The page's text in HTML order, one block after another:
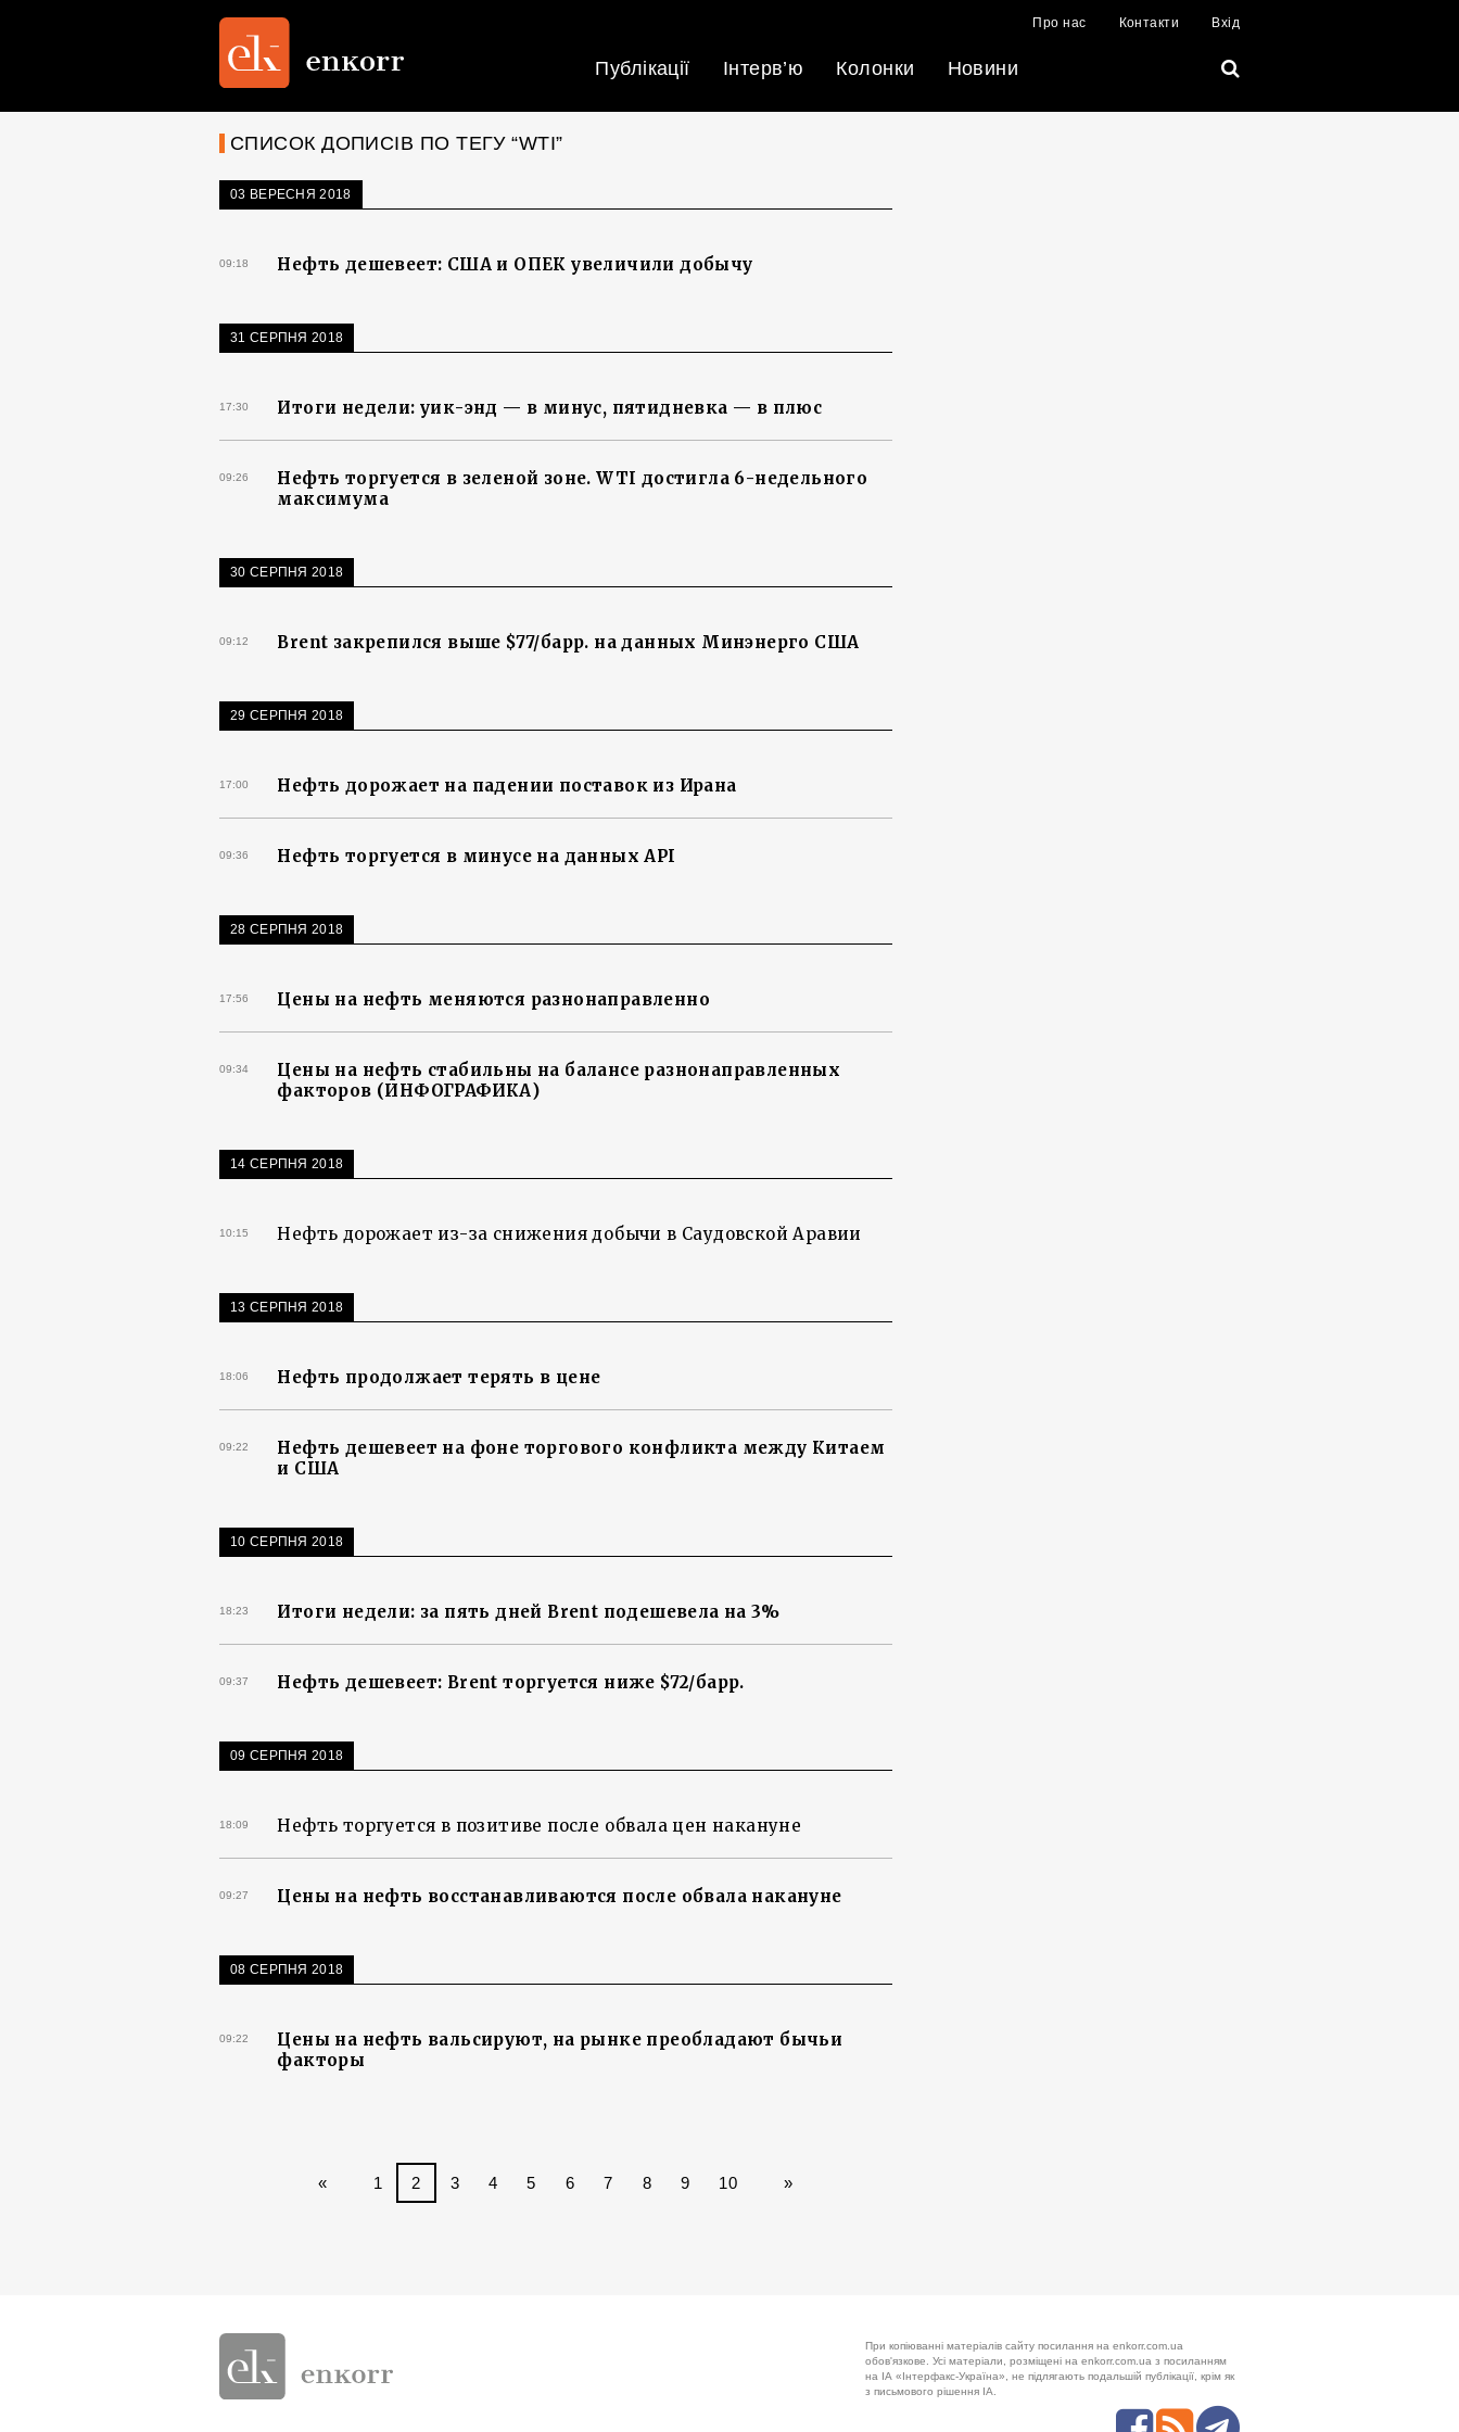
Про нас Контакти Вхід
Публікації Інтерв’ю Колонки Новини
СПИСОК ДОПИСІВ ПО ТЕГУ “WTI”
03 ВЕРЕСНЯ 2018
09:18 Нефть дешевеет: США и ОПЕК увеличили добычу
31 СЕРПНЯ 2018
17:30 Итоги недели: уик-энд — в минус, пятидневка — в плюс
09:26
Нефть торгуется в зеленой зоне. WTI достигла 6-недельного
максимума
30 СЕРПНЯ 2018
09:12 Brent закрепился выше $77/барр. на данных Минэнерго США
29 СЕРПНЯ 2018
17:00 Нефть дорожает на падении поставок из Ирана
09:36 Нефть торгуется в минусе на данных API
28 СЕРПНЯ 2018
17:56 Цены на нефть меняются разнонаправленно
09:34
Цены на нефть стабильны на балансе разнонаправленных
факторов (ИНФОГРАФИКА)
14 СЕРПНЯ 2018
10:15 Нефть дорожает из-за снижения добычи в Саудовской Аравии
13 СЕРПНЯ 2018
18:06 Нефть продолжает терять в цене
09:22
Нефть дешевеет на фоне торгового конфликта между Китаем
и США
10 СЕРПНЯ 2018
18:23 Итоги недели: за пять дней Brent подешевела на 3%
09:37 Нефть дешевеет: Brent торгуется ниже $72/барр.
09 СЕРПНЯ 2018
18:09 Нефть торгуется в позитиве после обвала цен накануне
09:27 Цены на нефть восстанавливаются после обвала накануне
08 СЕРПНЯ 2018
09:22
Цены на нефть вальсируют, на рынке преобладают бычьи
факторы
« 1 2 3 4 5 6 7 8 9 10 »
При копіюванні матеріалів сайту посилання на enkorr.com.ua
обов'язкове. Усі матеріали, розміщені на enkorr.com.ua з посиланням
на ІА «Інтерфакс-Україна», не підлягають подальшій публікації, крім як
з письмового рішення ІА.